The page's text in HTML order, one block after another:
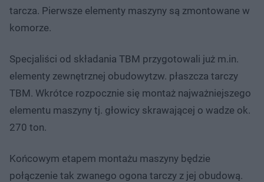
tarcza. Pierwsze elementy maszyny są zmontowane w
komorze.
Specjaliści od składania TBM przygotowali już m.in.
elementy zewnętrznej obudowytzw. płaszcza tarczy
TBM. Wkrótce rozpocznie się montaż najważniejszego
elementu maszyny tj. głowicy skrawającej o wadze ok.
270 ton.
Końcowym etapem montażu maszyny będzie
połączenie tak zwanego ogona tarczy z jej obudową.